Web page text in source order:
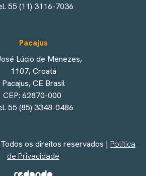
55 (11) 3116-7036
Pacajus
Lúcio de Menezes,
1107, Croatá
Pacajus, CE Brasil
CEP: 62870-000
55 (85) 3348-0486
os direitos reservados | Política
de Privacidade